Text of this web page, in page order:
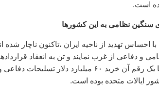
است.
تهديد از ناحيه ايران ،تاکنون ناچار شده
و دفاعی از غرب نمايند و تن به انعقاد
سنگين دفاعی بدهند، به گونه ای که تنها يک رقم آن خريد ۶۰ ميليارد دلار تسليحات
ايالات متحده بوده است.